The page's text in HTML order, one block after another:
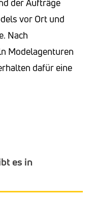
der Aufträge
vor Ort und
Nach
Modelagenturen
dafür eine
es in